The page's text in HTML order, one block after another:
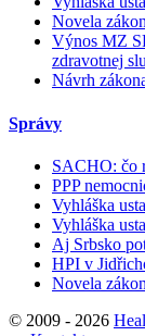
Novela
Výnos MZ
zdravotnej
Návrh
Správy
SACHO: čo
PPP
Vyhláška
Vyhláška
Aj Srbsko
HPI v
Novela
© 2009 - 2026